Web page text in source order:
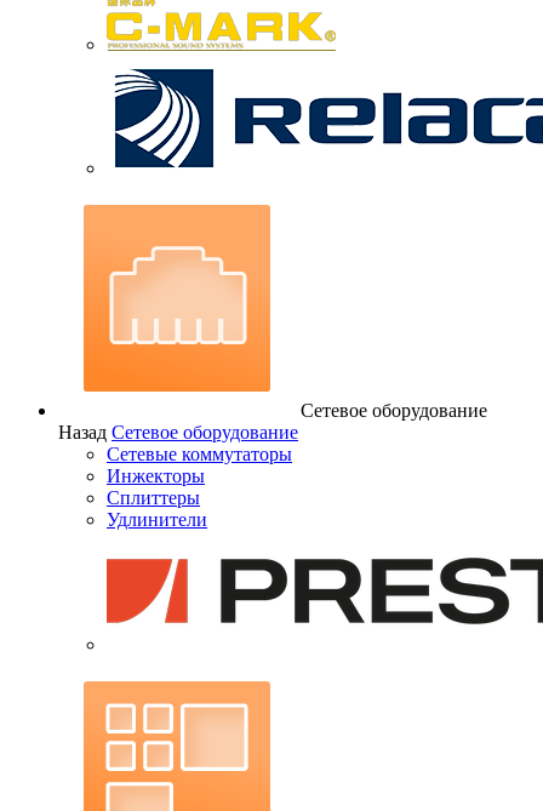
Сетевое оборудование
Назад Сетевое оборудование
Сетевые коммутаторы
Инжекторы
Сплиттеры
Удлинители